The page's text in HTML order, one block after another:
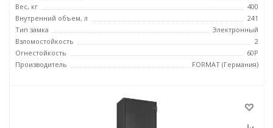
Вес, кг
400
Внутренний объем, л
241
Тип замка
Электронный
Взломостойкость
2
Огнестойкость
60P
Производитель
FORMAT (Германия)